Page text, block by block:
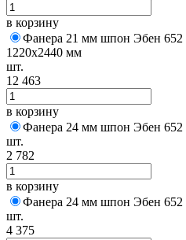
в корзину
Фанера 21 мм шпон Эбен 652
1220х2440 мм
шт.
12 463
в корзину
Фанера 24 мм шпон Эбен 652
шт.
2 782
в корзину
Фанера 24 мм шпон Эбен 652
шт.
4 375